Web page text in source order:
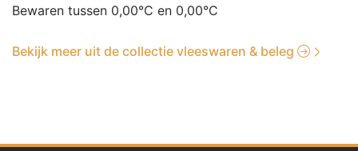
Bewaren tussen 0,00°C en 0,00°C
Bekijk meer uit de collectie vleeswaren & beleg